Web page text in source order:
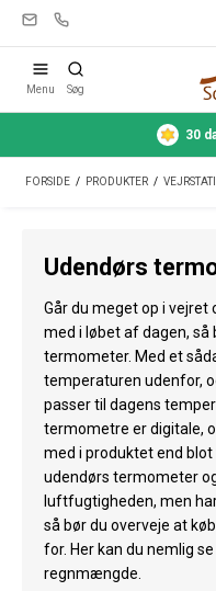
Telte
Rengøring & pleje
Rejseudstyr
Bil & trailer
Gas
Køl
Elartikler
Menu Søg
30
FORSIDE / PRODUKTER /
Udendørs
Går du meget op i
med i løbet af dagen,
termometer. Med et
temperaturen udenfor,
passer til dagens
termometre er digitale,
med i produktet end
udendørs termometer
luftfugtigheden, men
så bør du overveje at
for. Her kan du nemlig
regnmængde.